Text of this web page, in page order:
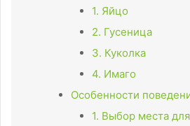
1. Яйцо
2. Гусеница
3. Куколка
4. Имаго
Особенности
1. Выбор места